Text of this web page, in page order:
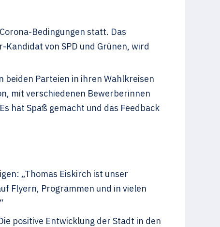
Bedingungen statt. Das
Kandidat von SPD und Grünen, wird
Parteien in ihren Wahlkreisen
mit verschiedenen Bewerberinnen
hat Spaß gemacht und das Feedback
„Thomas Eiskirch ist unser
Flyern, Programmen und in vielen
positive Entwicklung der Stadt in den